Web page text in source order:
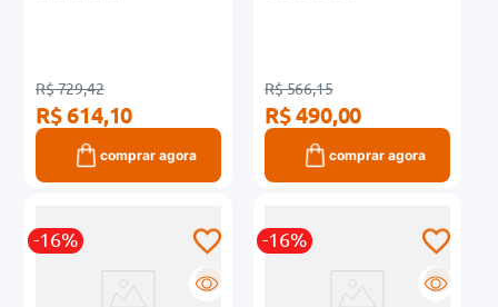
R$ 729,42
R$ 614,10
comprar agora
R$ 566,15
R$ 490,00
comprar agora
-16%
R
-16%
R